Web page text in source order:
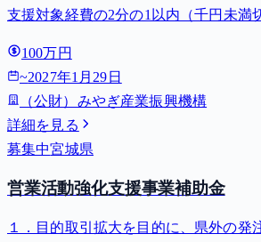
支援対象経費の2分の1以内（千円未満
料品製造業」（小分類092）に属する
ます。宮...
100万円
~2027年1月29日
（公財）みやぎ産業振興機構
詳細を見る
募集中宮城県
営業活動強化支援事業補助金
１．目的取引拡大を目的に、県外の発